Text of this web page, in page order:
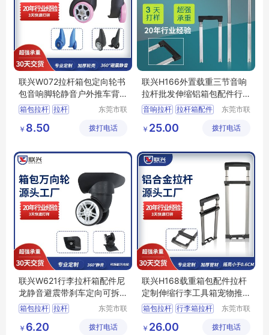
联兴W072拉杆箱包定向轮书
包音响脚轮静音户外推车背
包万向轮子
箱包拉杆 拉杆
拉杆箱滑轮
东莞市联
件有限公
￥ 8.50 拨打电话
联兴H166外置载重三节音响
拉杆批发伸缩铝箱包配件行
李工具箱拉杆
音响拉杆 拉杆箱配件
行李箱轮子
东莞市联
件有限公
￥ 25.00 拨打电话
联兴W621行李拉杆箱配件尼
龙静音避震带刹车定向可拆
卸万向脚轮
箱包拉杆 拉杆
拉杆箱配件
东莞市联
件有限公
￥ 6.20 拨打电话
联兴H168载重箱包配件拉杆
定制伸缩行李工具箱宠物推
车铝拉杆批发
箱包拉杆 行李箱拉杆
箱包配件拉杆
东莞市联
件有限公
￥ 26.00 拨打电话